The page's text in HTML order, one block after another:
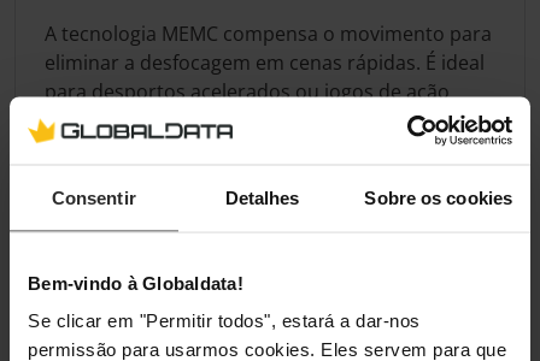
Consentir Detalhes Sobre os cookies
Bem-vindo à Globaldata!
Se clicar em "Permitir todos", estará a dar-nos
permissão para usarmos cookies. Eles servem para que
A tecnologia MEMC compensa o movimento para
eliminar a desfocagem em cenas rápidas. É ideal
para desportos acelerados ou jogos de ação
intensa. O resultado é uma imagem cristalina e
realista em qualquer movimento dinâmico.
Especificação
Ecrã